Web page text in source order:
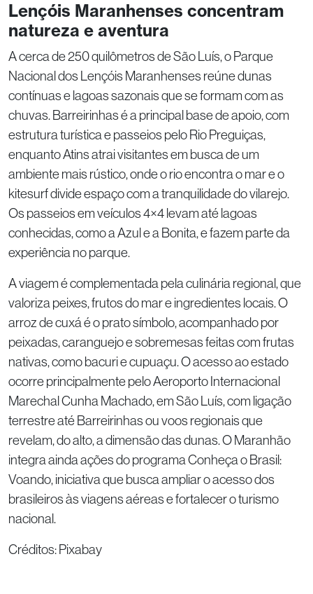
Lençóis Maranhenses concentram
natureza e aventura
A cerca de 250 quilômetros de São Luís, o Parque
Nacional dos Lençóis Maranhenses reúne dunas
contínuas e lagoas sazonais que se formam com as
chuvas. Barreirinhas é a principal base de apoio, com
estrutura turística e passeios pelo Rio Preguiças,
enquanto Atins atrai visitantes em busca de um
ambiente mais rústico, onde o rio encontra o mar e o
kitesurf divide espaço com a tranquilidade do vilarejo.
Os passeios em veículos 4×4 levam até lagoas
conhecidas, como a Azul e a Bonita, e fazem parte da
experiência no parque.
A viagem é complementada pela culinária regional, que
valoriza peixes, frutos do mar e ingredientes locais. O
arroz de cuxá é o prato símbolo, acompanhado por
peixadas, caranguejo e sobremesas feitas com frutas
nativas, como bacuri e cupuaçu. O acesso ao estado
ocorre principalmente pelo Aeroporto Internacional
Marechal Cunha Machado, em São Luís, com ligação
terrestre até Barreirinhas ou voos regionais que
revelam, do alto, a dimensão das dunas. O Maranhão
integra ainda ações do programa Conheça o Brasil:
Voando, iniciativa que busca ampliar o acesso dos
brasileiros às viagens aéreas e fortalecer o turismo
nacional.
Créditos: Pixabay